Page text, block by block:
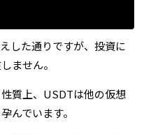
した通りですが、投資に
ません。
質上、USDTは他の仮想
んでいます。